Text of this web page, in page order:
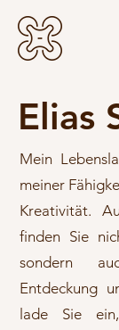
Elias
Mein
meiner
Kreativität.
finden Sie
sondern
Entdeckung
lade Sie